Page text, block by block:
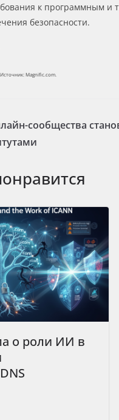
к программным и
безопасности.
Magnific.com.
сообщества
о роли ИИ в